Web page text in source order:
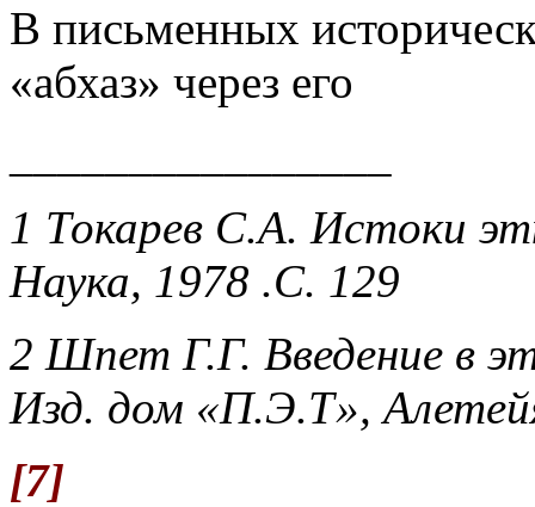
В письменных
«абхаз» через его
1 Токарев С.А. Истоки
Наука, 1978 .С. 129
2 Шпет Г.Г. Введение в
Изд. дом «П.Э.Т»,
[7]